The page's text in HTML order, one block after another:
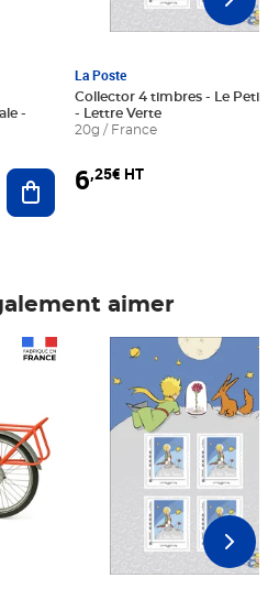
Ajouter au panier
La Poste
Collector 4 timbres - Le Petit
- Lettre Verte
20g / France
6,25€ HT
aimer
Prix 6,25€ HT